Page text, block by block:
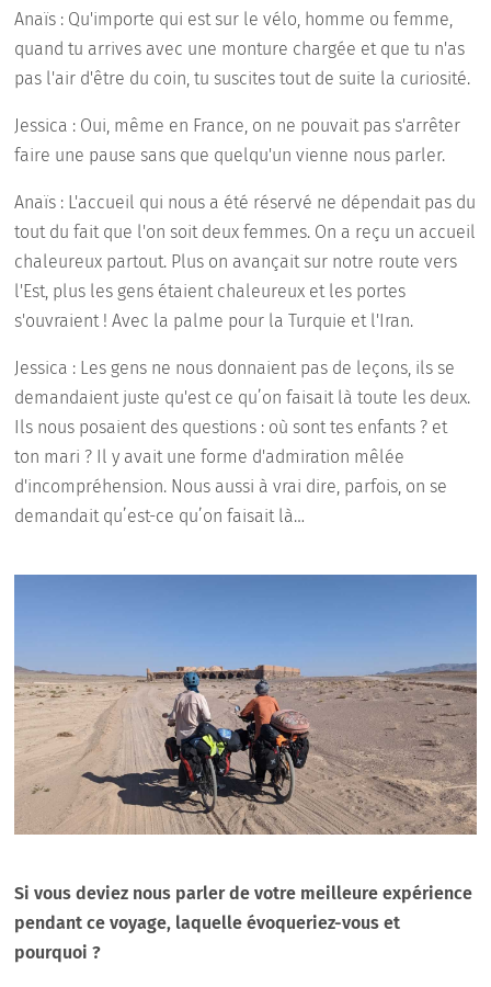
Anaïs : Qu'importe qui est sur le vélo, homme ou femme,
quand tu arrives avec une monture chargée et que tu n'as
pas l'air d'être du coin, tu suscites tout de suite la curiosité.
Jessica : Oui, même en France, on ne pouvait pas s'arrêter
faire une pause sans que quelqu'un vienne nous parler.
Anaïs : L'accueil qui nous a été réservé ne dépendait pas du
tout du fait que l'on soit deux femmes. On a reçu un accueil
chaleureux partout. Plus on avançait sur notre route vers
l'Est, plus les gens étaient chaleureux et les portes
s'ouvraient ! Avec la palme pour la Turquie et l'Iran.
Jessica : Les gens ne nous donnaient pas de leçons, ils se
demandaient juste qu'est ce qu’on faisait là toute les deux.
Ils nous posaient des questions : où sont tes enfants ? et
ton mari ? Il y avait une forme d'admiration mêlée
d'incompréhension. Nous aussi à vrai dire, parfois, on se
demandait qu’est-ce qu’on faisait là…
Si vous deviez nous parler de votre meilleure expérience
pendant ce voyage, laquelle évoqueriez-vous et
pourquoi ?